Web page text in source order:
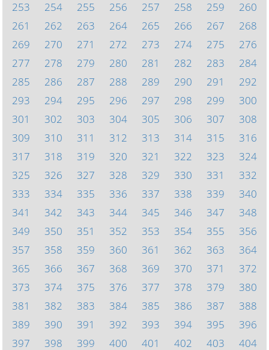
253
254 255 256 257 258 259
260
261
262 263 264 265 266 267
268
269
270 271 272 273 274 275
276
277
278 279 280 281 282 283
284
285
286 287 288 289 290 291
292
293
294 295 296 297 298 299
300
301
302 303 304 305 306 307
308
309
310 311 312 313 314 315
316
317
318 319 320 321 322 323
324
325
326 327 328 329 330 331
332
333
334 335 336 337 338 339
340
341
342 343 344 345 346 347
348
349
350 351 352 353 354 355
356
357
358 359 360 361 362 363
364
365
366 367 368 369 370 371
372
373
374 375 376 377 378 379
380
381
382 383 384 385 386 387
388
389
390 391 392 393 394 395
396
397
398 399 400 401 402 403 404